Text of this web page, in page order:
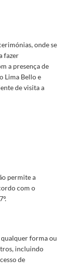
onde se
fazer
a presença de
Lima Bello e
de visita a
permite a
com o
forma ou
incluindo
de